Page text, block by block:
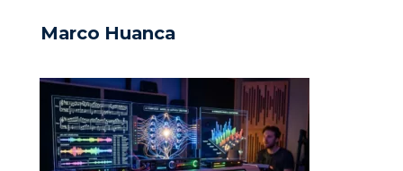
Marco Huanca